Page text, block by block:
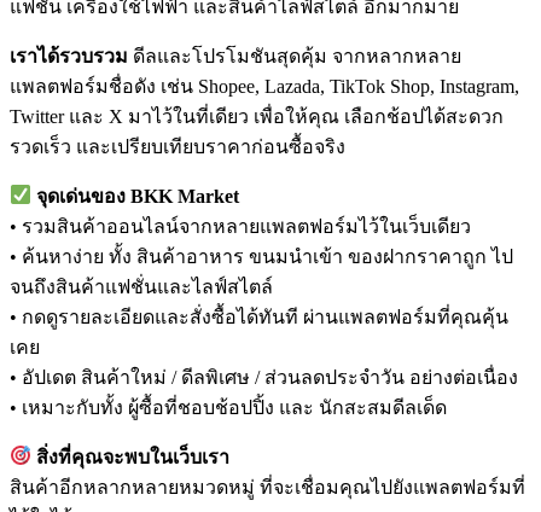
แฟชั่น เครื่องใช้ไฟฟ้า และสินค้าไลฟ์สไตล์ อีกมากมาย
เราได้รวบรวม ดีลและโปรโมชันสุดคุ้ม จากหลากหลาย
แพลตฟอร์มชื่อดัง เช่น Shopee, Lazada, TikTok Shop, Instagram,
Twitter และ X มาไว้ในที่เดียว เพื่อให้คุณ เลือกช้อปได้สะดวก
รวดเร็ว และเปรียบเทียบราคาก่อนซื้อจริง
จุดเด่นของ BKK Market
• รวมสินค้าออนไลน์จากหลายแพลตฟอร์มไว้ในเว็บเดียว
• ค้นหาง่าย ทั้ง สินค้าอาหาร ขนมนำเข้า ของฝากราคาถูก ไป
จนถึงสินค้าแฟชั่นและไลฟ์สไตล์
• กดดูรายละเอียดและสั่งซื้อได้ทันที ผ่านแพลตฟอร์มที่คุณคุ้น
เคย
• อัปเดต สินค้าใหม่ / ดีลพิเศษ / ส่วนลดประจำวัน อย่างต่อเนื่อง
• เหมาะกับทั้ง ผู้ซื้อที่ชอบช้อปปิ้ง และ นักสะสมดีลเด็ด
สิ่งที่คุณจะพบในเว็บเรา
สินค้าอีกหลากหลายหมวดหมู่ ที่จะเชื่อมคุณไปยังแพลตฟอร์มที่